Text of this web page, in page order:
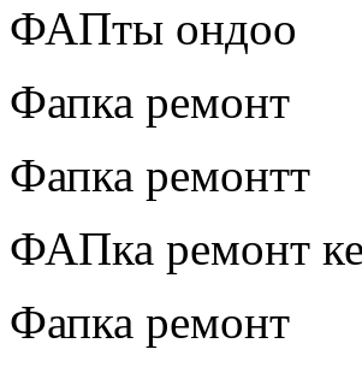
ФАПты ондоо
Фапка ремонт
Фапка ремонтт
ФАПка ремонт
Фапка ремонт